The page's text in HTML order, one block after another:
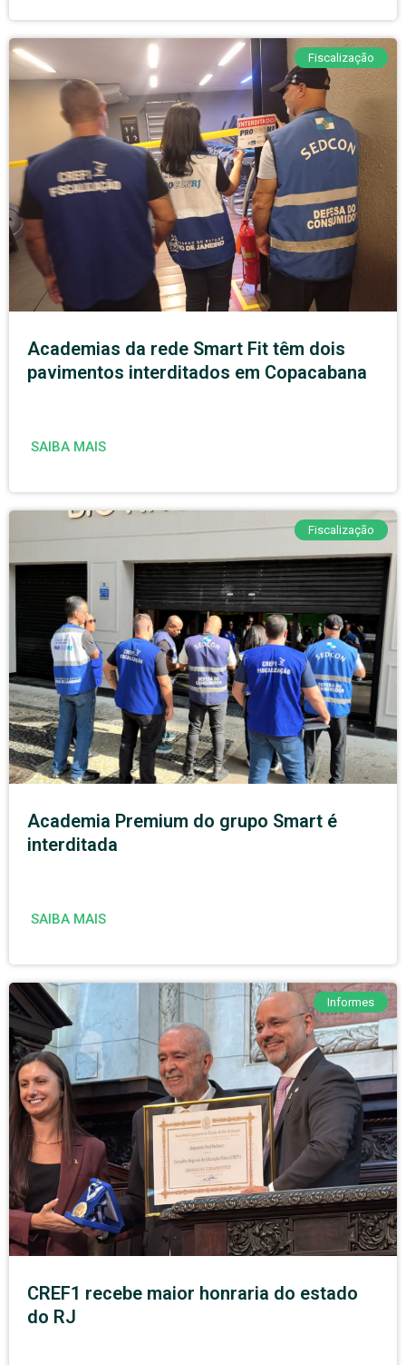
Fiscalização
Academias da rede Smart Fit têm dois
pavimentos interditados em Copacabana
SAIBA MAIS
Fiscalização
Academia Premium do grupo Smart é
interditada
SAIBA MAIS
Informes
CREF1 recebe maior honraria do estado
do RJ